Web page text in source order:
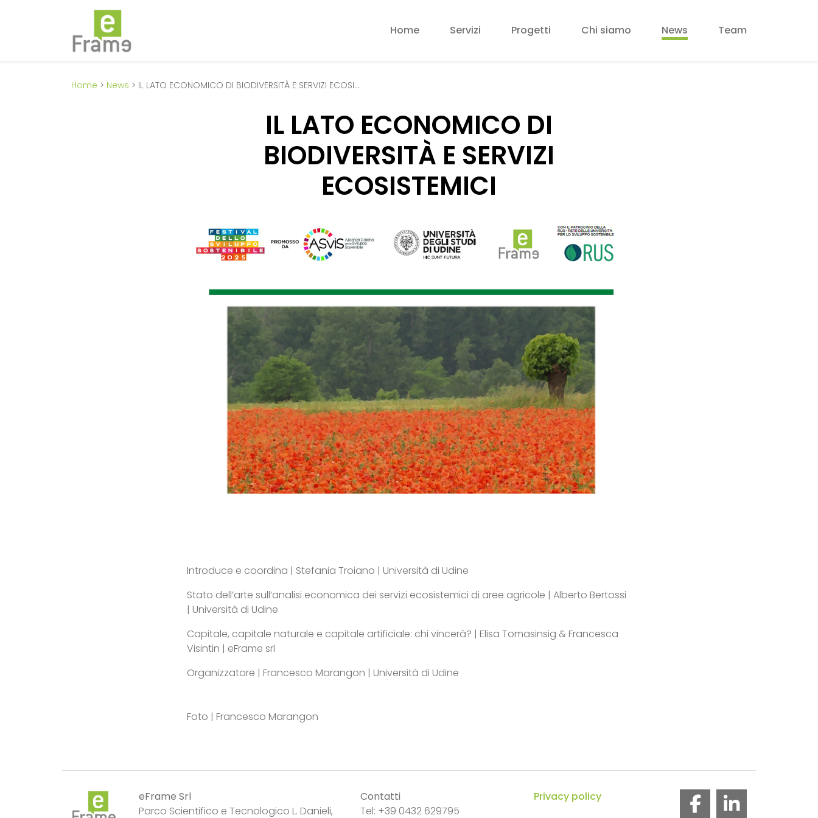
Home Servizi Progetti Chi siamo News Team
Home > News > IL LATO ECONOMICO DI BIODIVERSITÀ E SERVIZI ECOSI…
IL LATO ECONOMICO DI
BIODIVERSITÀ E SERVIZI
ECOSISTEMICI
Introduce e coordina | Stefania Troiano | Università di Udine
Stato dell’arte sull’analisi economica dei servizi ecosistemici di aree agricole | Alberto Bertossi
| Università di Udine
Capitale, capitale naturale e capitale artificiale: chi vincerà? | Elisa Tomasinsig & Francesca
Visintin | eFrame srl
Organizzatore | Francesco Marangon | Università di Udine
Foto | Francesco Marangon
eFrame Srl
Parco Scientifico e Tecnologico L. Danieli,
Contatti
Tel: +39 0432 629795
Privacy policy